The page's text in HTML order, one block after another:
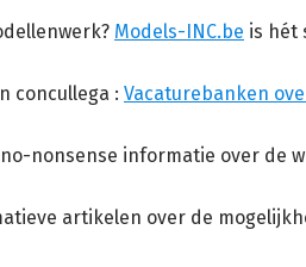
Models-INC.be is hét
concullega : Vacaturebanken
nonsense informatie over de
artikelen over de